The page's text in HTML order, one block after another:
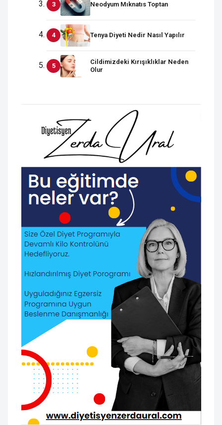
Neodyum Mıknatıs Toptan
Tenya Diyeti Nedir Nasıl Yapılır
Cildimizdeki Kırışıklıklar Neden
Olur